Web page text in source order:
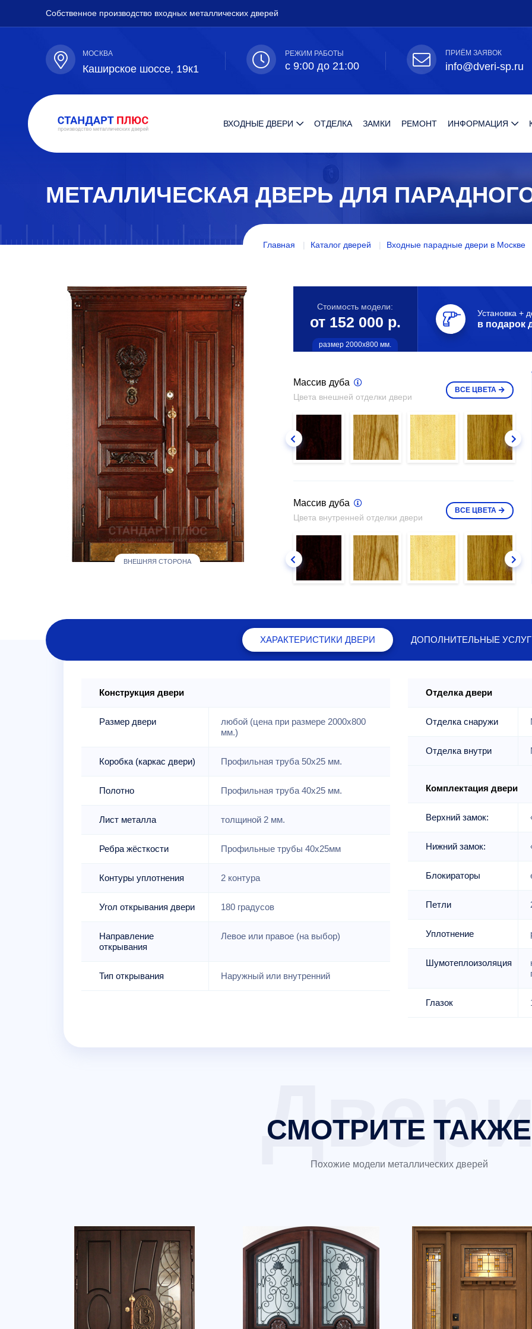
Собственное производство входных металлических дверей
МОСКВА
Каширское шоссе, 19к1
РЕЖИМ РАБОТЫ
с 9:00 до 21:00
ПРИЁМ ЗАЯВОК
info@dveri-sp.ru
ВХОДНЫЕ ДВЕРИ ОТДЕЛКА ЗАМКИ РЕМОНТ ИНФОРМАЦИЯ
МЕТАЛЛИЧЕСКАЯ ДВЕРЬ ДЛЯ
Главная Каталог дверей Входные парадные двери в Москве
ВНЕШНЯЯ СТОРОНА
Стоимость модели:
от 152 000 р.
размер 2000х800 мм.
Установка +
в подарок
Массив дуба
Цвета внешней отделки двери
ВСЕ ЦВЕТА
Массив дуба
Цвета внутренней отделки двери
ВСЕ ЦВЕТА
ХАРАКТЕРИСТИКИ ДВЕРИ ДОПОЛНИТЕЛЬНЫЕ
Конструкция двери
Размер двери
любой (цена при размере 2000x800
мм.)
Коробка (каркас двери) Профильная труба 50х25 мм.
Полотно Профильная труба 40х25 мм.
Лист металла толщиной 2 мм.
Ребра жёсткости Профильные трубы 40х25мм
Контуры уплотнения 2 контура
Угол открывания двери 180 градусов
Направление
открывания
Левое или правое (на выбор)
Тип открывания Наружный или внутренний
Отделка двери
Отделка снаружи
Отделка внутри
Комплектация двери
Верхний замок:
Нижний замок:
Блокираторы
Петли
Уплотнение
Шумотеплоизоляция
Глазок
СМОТРИТЕ ТАКЖЕ
Похожие модели металлических дверей